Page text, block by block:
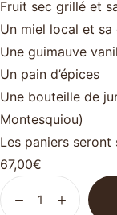
Fruit sec grillé et
Un miel local et sa
Une guimauve
Un pain d’épices
Une bouteille de
Montesquiou)
Les paniers seront
67,00€